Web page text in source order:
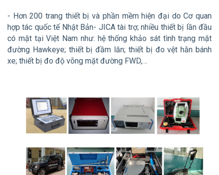
- Hơn 200 trang thiết bị và phần mềm hiện đại do Cơ quan
hợp tác quốc tế Nhật Bản- JICA tài trợ; nhiều thiết bị lần đầu
có mặt tại Việt Nam như: hệ thống khảo sát tình trạng mặt
đường Hawkeye; thiết bị đầm lăn; thiết bị đo vệt hằn bánh
xe; thiết bị đo độ võng mặt đường FWD,…